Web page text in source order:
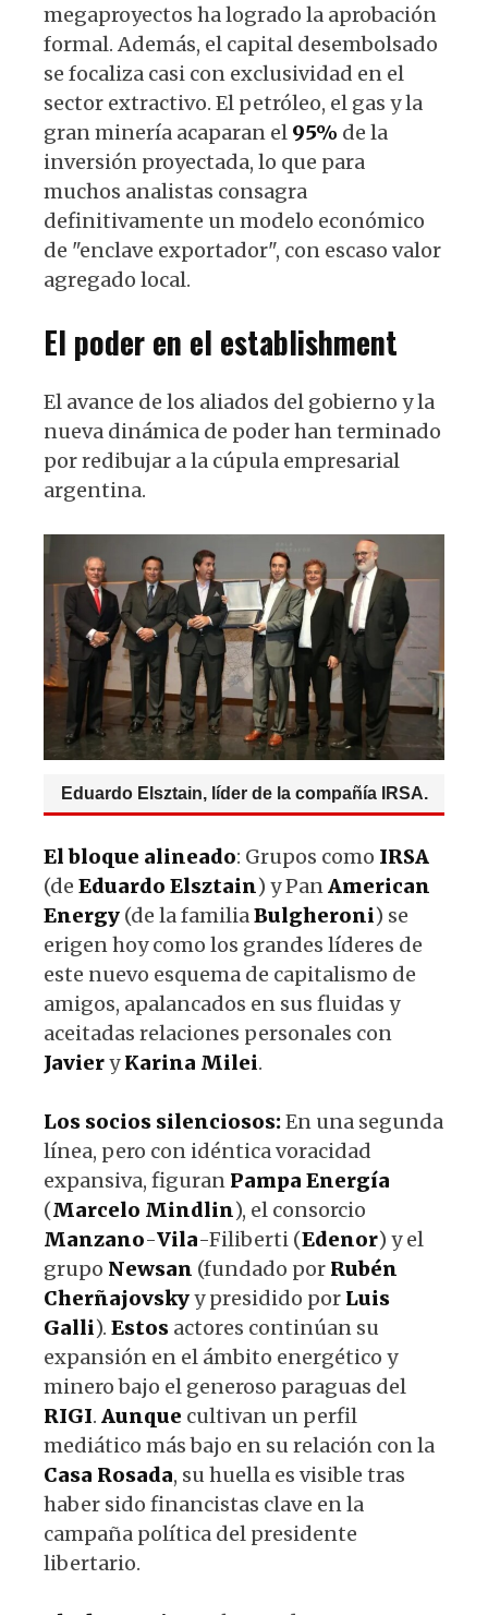
megaproyectos ha logrado la aprobación
formal. Además, el capital desembolsado
se focaliza casi con exclusividad en el
sector extractivo. El petróleo, el gas y la
gran minería acaparan el 95% de la
inversión proyectada, lo que para
muchos analistas consagra
definitivamente un modelo económico
de "enclave exportador", con escaso valor
agregado local.
El poder en el establishment
El avance de los aliados del gobierno y la
nueva dinámica de poder han terminado
por redibujar a la cúpula empresarial
argentina.
Eduardo Elsztain, líder de la compañía IRSA.
El bloque alineado: Grupos como IRSA
(de Eduardo Elsztain) y PanAmerican
Energy (de la familiaBulgheroni) se
erigen hoy como los grandes líderes de
este nuevo esquema de capitalismo de
amigos, apalancados en sus fluidas y
aceitadas relaciones personales con
JavieryKarina Milei.
Los socios silenciosos:En una segunda
línea, pero con idéntica voracidad
expansiva, figuran Pampa Energía
(Marcelo Mindlin), el consorcio
Manzano-Vila-Filiberti (Edenor) y el
grupo Newsan (fundado por Rubén
Cherñajovskyy presidido por Luis
Galli). Estos actores continúan su
expansión en el ámbito energético y
minero bajo el generoso paraguas del
RIGI. Aunque cultivan un perfil
mediático más bajo en su relación con la
Casa Rosada, su huella es visible tras
haber sido financistas clave en la
campaña política del presidente
libertario.